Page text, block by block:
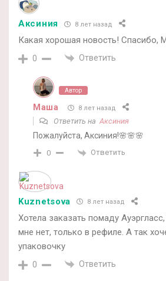
Аксиния 8 лет назад
Какая хорошая новость! Спасибо,
0 Ответить
Автор
Маша 8 лет назад
Ответить наАксиния
Пожалуйста, Аксиния!🌸🌸🌸
0 Ответить
Kuznetsova 8 лет назад
Хотела заказать помаду
мне нет, только в рефиле. А так
упаковочку
0 Ответить